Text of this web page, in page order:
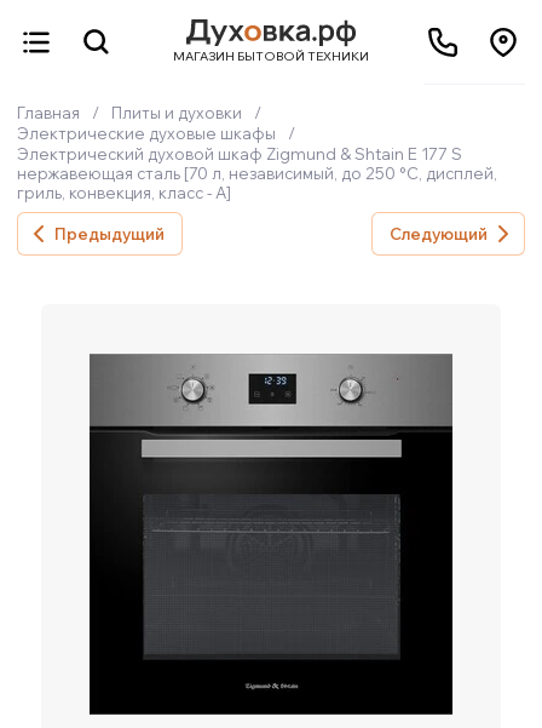
МАГАЗИН БЫТОВОЙ ТЕХНИКИ
Главная / Плиты и духовки
/
Электрические духовые шкафы
/
Электрический духовой шкаф Zigmund & Shtain E 177 S
нержавеющая сталь [70 л, независимый, до 250 °C, дисплей,
гриль, конвекция, класс - A]
Предыдущий Следующий